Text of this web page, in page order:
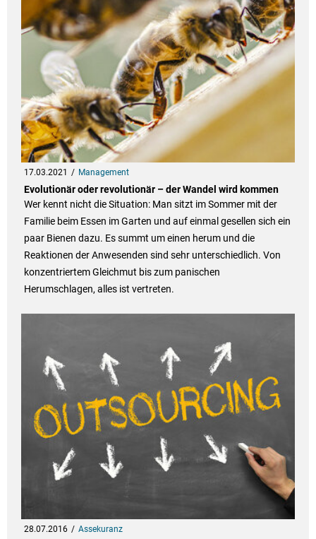
17.03.2021 Management
Evolutionär oder revolutionär – der Wandel wird kommen
Wer kennt nicht die Situation: Man sitzt im Sommer mit der
Familie beim Essen im Garten und auf einmal gesellen sich ein
paar Bienen dazu. Es summt um einen herum und die
Reaktionen der Anwesenden sind sehr unterschiedlich. Von
konzentriertem Gleichmut bis zum panischen
Herumschlagen, alles ist vertreten.
28.07.2016 Assekuranz